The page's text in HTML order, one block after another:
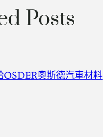
Posts
OSDER奧斯德汽車材料